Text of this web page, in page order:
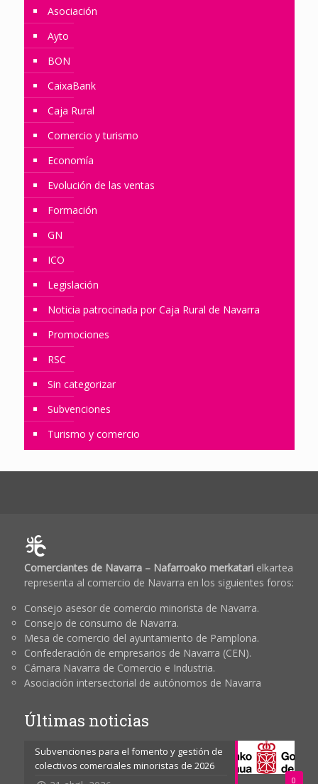
Asociación
Ayto
BON
CaixaBank
Caja Rural
Comercio y turismo
Economía
Evolución de las ventas
Formación
GN
ICO
Legislación
Noticia patrocinada por Caja Rural de Navarra
Promociones
RSC
Sin categorizar
Subvenciones
Turismo y comercio
Comerciantes de Navarra – Nafarroako merkatarielkartea
representa al comercio de Navarra en los siguientes foros:
Consejo asesor de comercio minorista de Navarra.
Consejo de consumo de Navarra.
Mesa de comercio del ayuntamiento de Pamplona.
Confederación de empresarios de Navarra (CEN).
Cámara Navarra de Comercio e Industria.
Asociación intersectorial de autónomos de Navarra
Últimas noticias
0
Subvenciones para el fomento y gestión de
colectivos comerciales minoristas de 2026